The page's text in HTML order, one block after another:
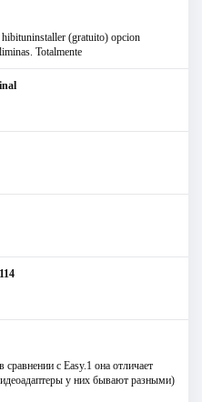
hibituninstaller (gratuito) opcion
Totalmente
с Easy.1 она отличает
у них бывают разными)